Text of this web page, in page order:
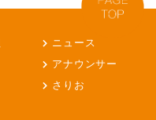
ニュース
アナウンサー
さりお